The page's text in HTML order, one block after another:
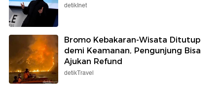
detikInet
Bromo Kebakaran-Wisata Ditutup
demi Keamanan, Pengunjung Bisa
Ajukan Refund
detikTravel